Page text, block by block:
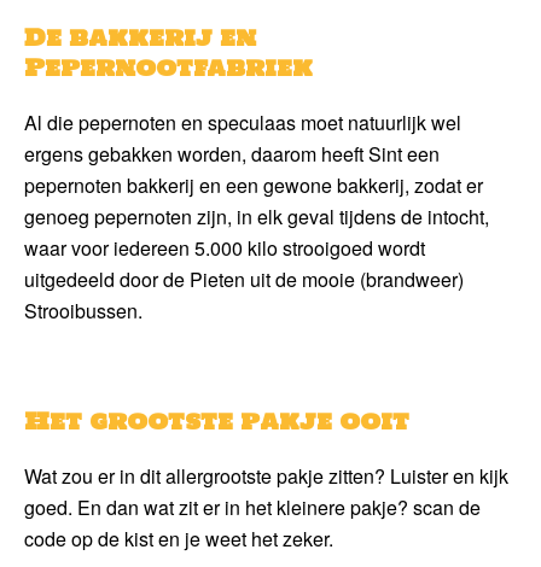
De bakkerij en
Pepernootfabriek
Al die pepernoten en speculaas moet natuurlijk wel
ergens gebakken worden, daarom heeft Sint een
pepernoten bakkerij en een gewone bakkerij, zodat er
genoeg pepernoten zijn, in elk geval tijdens de intocht,
waar voor iedereen 5.000 kilo strooigoed wordt
uitgedeeld door de Pieten uit de mooie (brandweer)
Strooibussen.
Het grootste pakje ooit
Wat zou er in dit allergrootste pakje zitten? Luister en kijk
goed. En dan wat zit er in het kleinere pakje? scan de
code op de kist en je weet het zeker.